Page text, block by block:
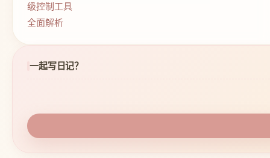
一起写日记？